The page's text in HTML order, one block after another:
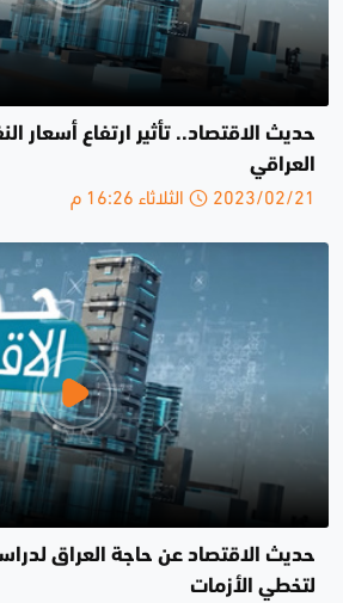
حديث الاقتصاد.. تأثير ارتفاع أسعار
العراقي
2023/02/21 الثلاثاء 16:26 م
حديث الاقتصاد عن حاجة العراق
لتخطي الأزمات